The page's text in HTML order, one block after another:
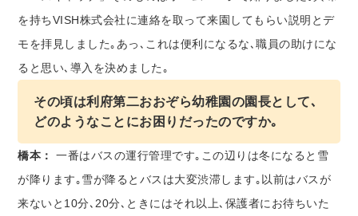
を持ちVISH株式会社に連絡を取って来園してもらい説明とデ
モを拝見しました｡あっ､これは便利になるな､職員の助けにな
ると思い､導入を決めました｡
その頃は利府第二おおぞら幼稚園の園長として､
どのようなことにお困りだったのですか｡
橋本：一番はバスの運行管理です｡この辺りは冬になると雪
が降ります｡雪が降るとバスは大変渋滞します｡以前はバスが
来ないと10分､20分､ときにはそれ以上､保護者にお待ちいた